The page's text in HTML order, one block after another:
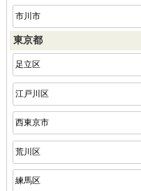
市川市
東京都
足立区
江戸川区
西東京市
荒川区
練馬区